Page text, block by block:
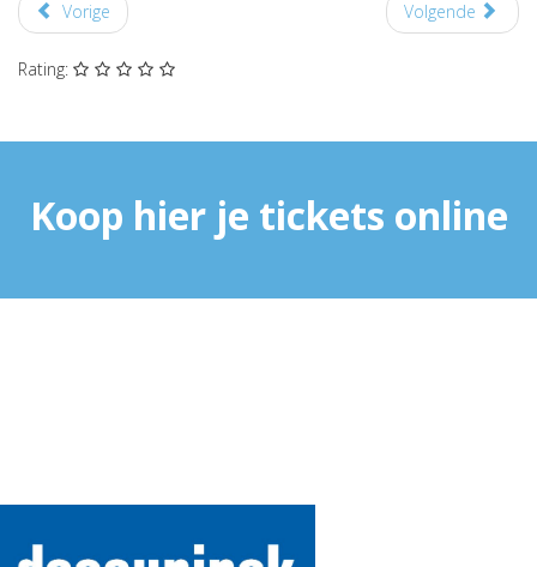
Vorige Volgende
Rating:
Koop hier je tickets online